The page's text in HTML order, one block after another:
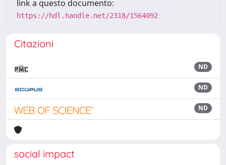
link a questo documento:
https://hdl.handle.net/2318/1564092
Citazioni
ND
ND
ND
social impact